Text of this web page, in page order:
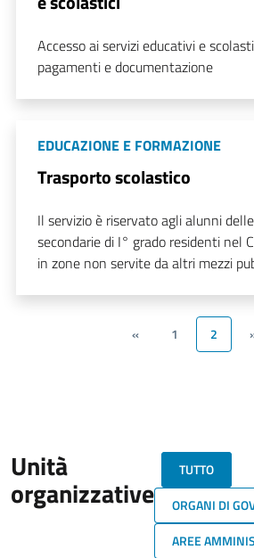
Accesso ai servizi educativi e
pagamenti e documentazione
EDUCAZIONE E FORMAZIONE
Trasporto scolastico
Il servizio è riservato agli alunni
secondarie di I° grado residenti nel
in zone non servite da altri mezzi
« 1 2
Unità
organizzative
TUTTO
ORGANI DI
AREE